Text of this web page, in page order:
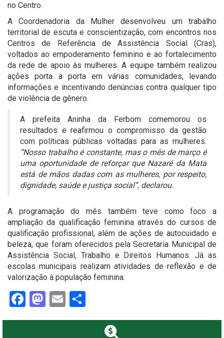
no Centro.
A Coordenadoria da Mulher desenvolveu um trabalho
territorial de escuta e conscientização, com encontros nos
Centros de Referência de Assistência Social (Cras),
voltados ao empoderamento feminino e ao fortalecimento
da rede de apoio às mulheres. A equipe também realizou
ações porta a porta em várias comunidades, levando
informações e incentivando denúncias contra qualquer tipo
de violência de gênero.
A prefeita Aninha da Ferbom comemorou os
resultados e reafirmou o compromisso da gestão
com políticas públicas voltadas para as mulheres.
“Nosso trabalho é constante, mas o mês de março é
uma oportunidade de reforçar que Nazaré da Mata
está de mãos dadas com as mulheres, por respeito,
dignidade, saúde e justiça social”, declarou.
A programação do mês também teve como foco a
ampliação da qualificação feminina através do cursos de
qualificação profissional, além de ações de autocuidado e
beleza, que foram oferecidos pela Secretaria Municipal de
Assistência Social, Trabalho e Direitos Humanos. Já as
escolas municipais realizam atividades de reflexão e de
valorização à população feminina.
Facebook
Mastodon
Email